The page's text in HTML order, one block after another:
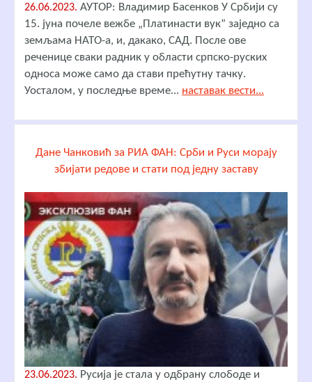
26.06.2023. АУТОР: Владимир Басенков У Србији су
15. јуна почеле вежбе „Платинасти вук” заједно са
земљама НАТО-а, и, дакако, САД. После ове
реченице сваки радник у области српско-руских
односа може само да стави прећутну тачку.
Уосталом, у последње време... наставак вести...
Дане Чанковић за РИА ФАН: Срби и Руси морају
збијати редове и стати под једну заставу
23.06.2023. Русија је стала у одбрану слободе и